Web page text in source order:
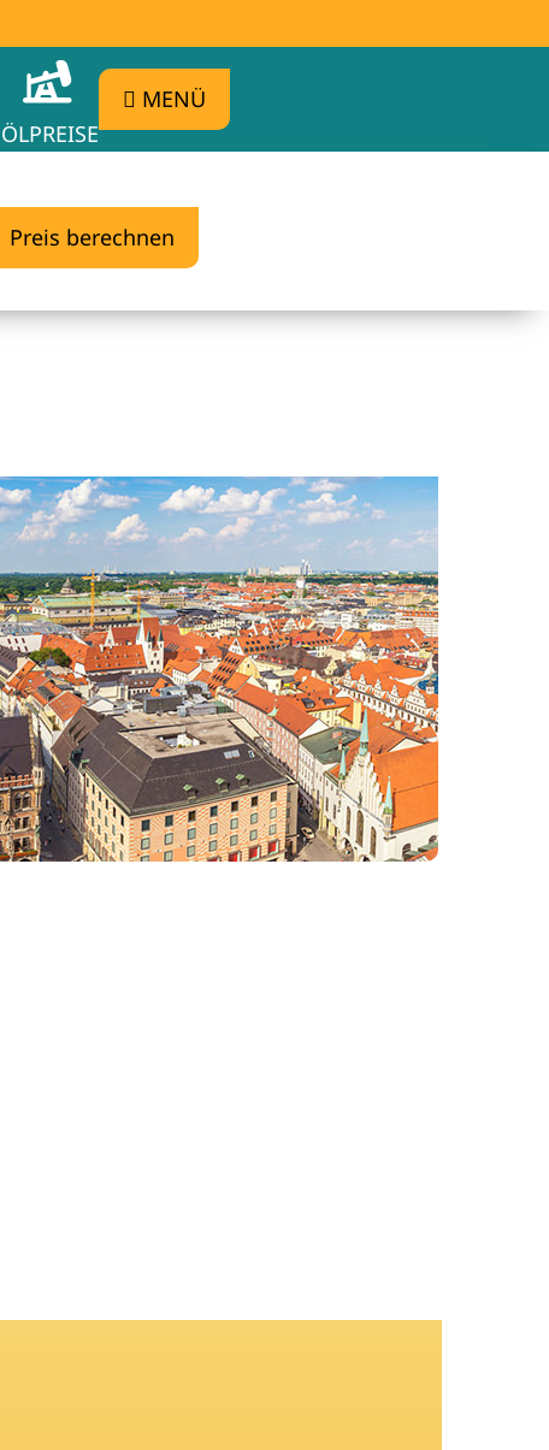
ÖLPREISE
MENÜ